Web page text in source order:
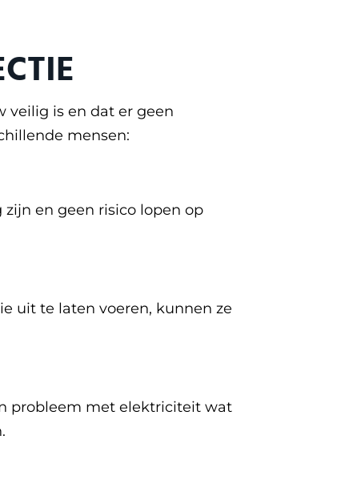
veilig is en dat er geen
mensen:
en geen risico lopen op
uit te laten voeren, kunnen ze
probleem met elektriciteit wat